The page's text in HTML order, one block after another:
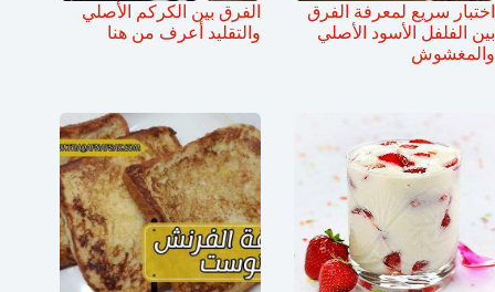
اختبار سريع لمعرفة الفرق
بين الفلفل الأسود الأصلي
والمغشوش
الفرق بين الكركم الأصلي
والتقليد أعرف من هنا